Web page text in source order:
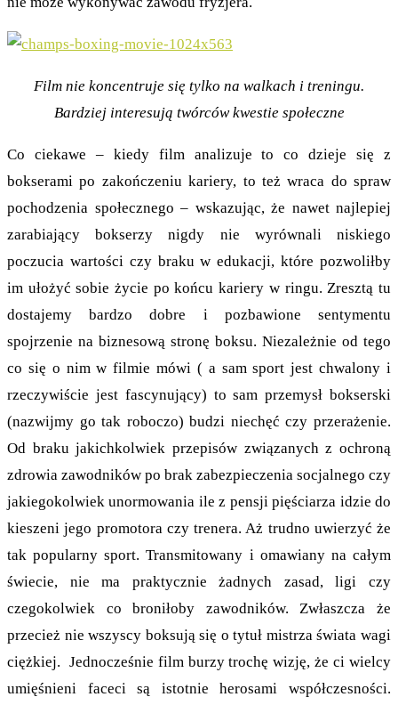
Film nie koncentruje się tylko na walkach i treningu.
Bardziej interesują twórców kwestie społeczne
Co ciekawe – kiedy film analizuje to co dzieje się z
bokserami po zakończeniu kariery, to też wraca do spraw
pochodzenia społecznego – wskazując, że nawet najlepiej
zarabiający bokserzy nigdy nie wyrównali niskiego
poczucia wartości czy braku w edukacji, które pozwoliłby
im ułożyć sobie życie po końcu kariery w ringu. Zresztą tu
dostajemy bardzo dobre i pozbawione sentymentu
spojrzenie na biznesową stronę boksu. Niezależnie od tego
co się o nim w filmie mówi ( a sam sport jest chwalony i
rzeczywiście jest fascynujący) to sam przemysł bokserski
(nazwijmy go tak roboczo) budzi niechęć czy przerażenie.
Od braku jakichkolwiek przepisów związanych z ochroną
zdrowia zawodników po brak zabezpieczenia socjalnego czy
jakiegokolwiek unormowania ile z pensji pięściarza idzie do
kieszeni jego promotora czy trenera. Aż trudno uwierzyć że
tak popularny sport. Transmitowany i omawiany na całym
świecie, nie ma praktycznie żadnych zasad, ligi czy
czegokolwiek co broniłoby zawodników. Zwłaszcza że
przecież nie wszyscy boksują się o tytuł mistrza świata wagi
ciężkiej. Jednocześnie film burzy trochę wizję, że ci wielcy
umięśnieni faceci są istotnie herosami współczesności.